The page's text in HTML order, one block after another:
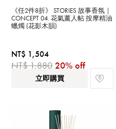
《任2件8折》 STORIES 故事香氛｜
CONCEPT 04. 花氣薰人帖 按摩精油
蠟燭 (花影木韻)
NT$ 1,504
NT$ 1,880 20% off
立即購買